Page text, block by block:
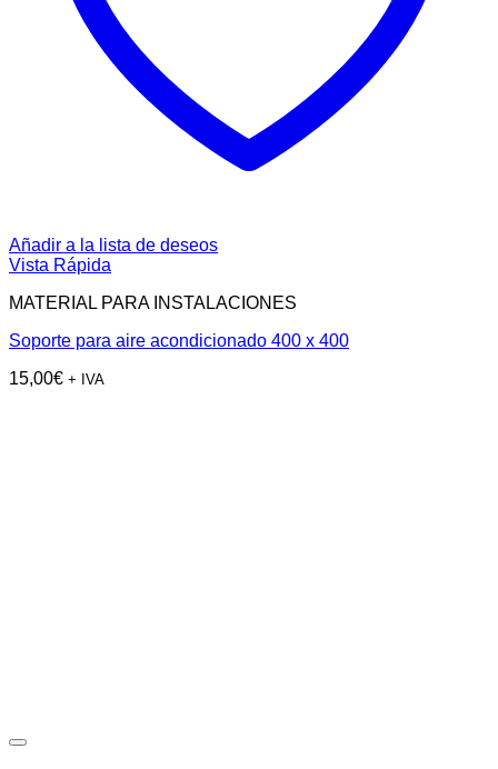
Añadir a la lista de deseos
Vista Rápida
MATERIAL PARA INSTALACIONES
Soporte para aire acondicionado 400 x 400
15,00€ + IVA